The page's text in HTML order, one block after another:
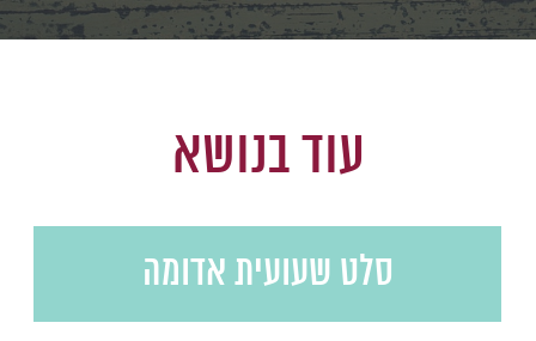
עוד בנושא
סלט שעועית אדומה